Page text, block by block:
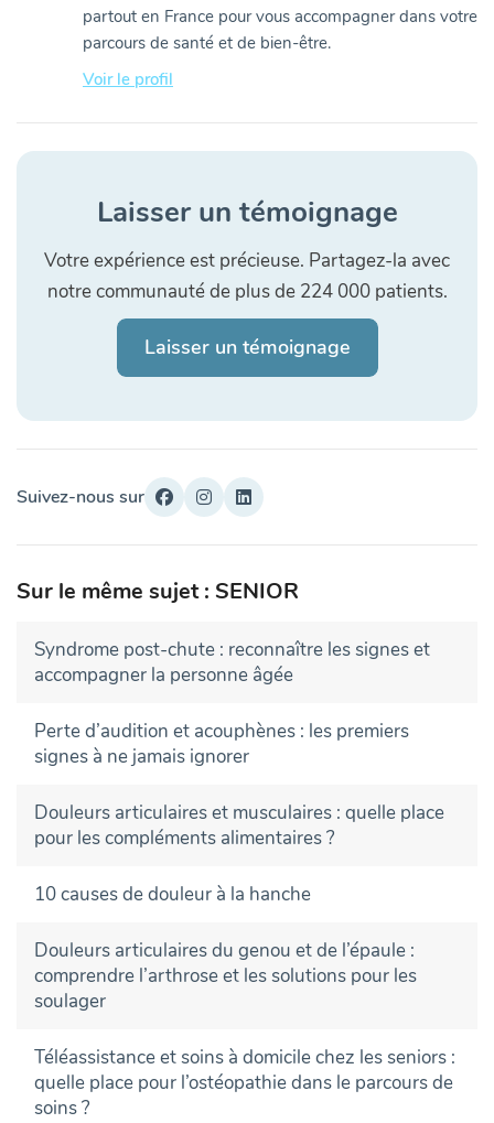
partout en France pour vous accompagner dans votre
parcours de santé et de bien-être.
Voir le profil
Laisser un témoignage
Votre expérience est précieuse. Partagez-la avec
notre communauté de plus de 224 000 patients.
Laisser un témoignage
Suivez-nous sur
Sur le même sujet : SENIOR
Syndrome post-chute : reconnaître les signes et
accompagner la personne âgée
Perte d’audition et acouphènes : les premiers
signes à ne jamais ignorer
Douleurs articulaires et musculaires : quelle place
pour les compléments alimentaires ?
10 causes de douleur à la hanche
Douleurs articulaires du genou et de l’épaule :
comprendre l’arthrose et les solutions pour les
soulager
Téléassistance et soins à domicile chez les seniors :
quelle place pour l’ostéopathie dans le parcours de
soins ?